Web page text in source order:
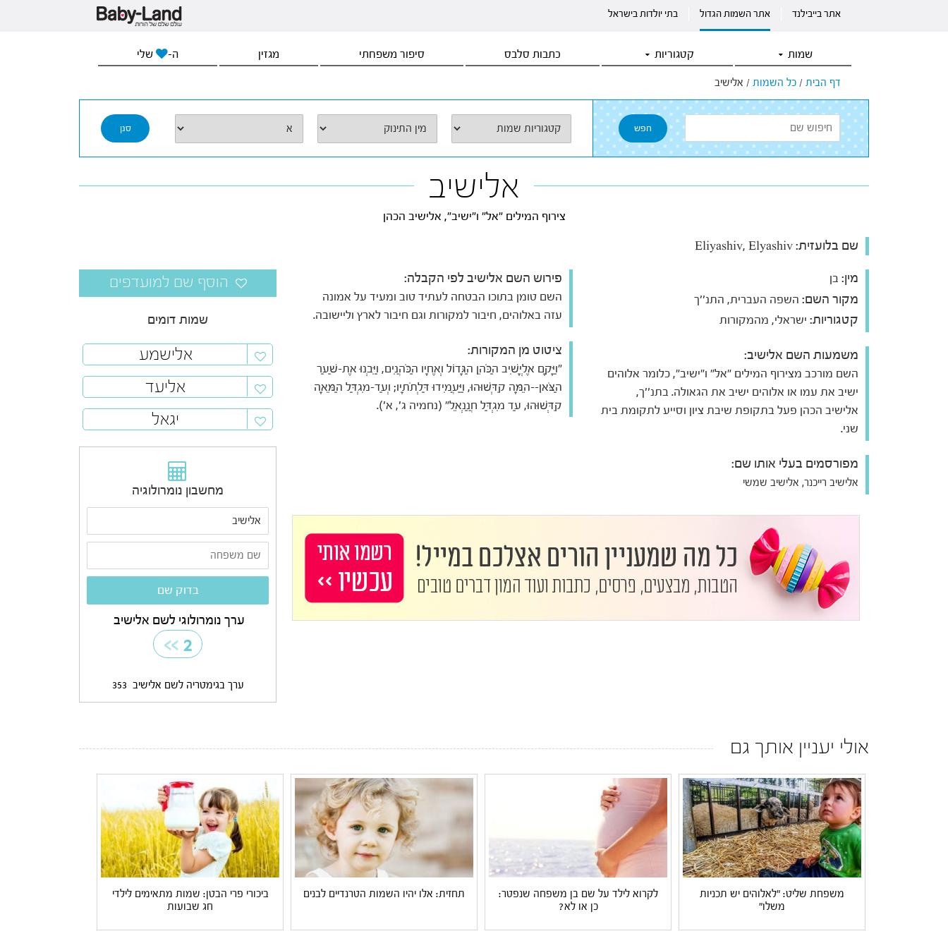
אתר בייבילנד אתר השמות הגדול בתי יולדות בישראל
שמות קטגוריות כתבות סלבס סיפור משפחתי מגזין ה- שלי
דף הבית / כל השמות / אלישיב
אלישיב
צירוף המילים "אל" ו"ישיב", אלישיב הכהן
שם בלועזית:
מין: בן
מקור השם: השפה העברית, התנ''ך
קטגוריות: ישראלי, מהמקורות
משמעות השם אלישיב:
השם מורכב מצירוף המילים "אל" ו"ישיב", כלומר אלוהים
ישיב את עמו או אלוהים ישיב את הגאולה. בתנ''ך,
אלישיב הכהן פעל בתקופת שיבת ציון וסייע לתקומת בית
שני.
מפורסמים בעלי אותו שם:
אלישיב רייכנר, אלישיב שמשי
פירוש השם אלישיב לפי הקבלה:
השם טומן בתוכו הבטחה לעתיד טוב ומעיד על אמונה
עזה באלוהים, חיבור למקורות וגם חיבור לארץ וליישובה.
ציטוט מן המקורות:
"וַיָּקָם אֶלְיָשִׁיב הַכֹּהֵן הַגָּדוֹל וְאֶחָיו הַכֹּהֲנִים, וַיִּבְנוּ אֶת-שַׁעַר
הַצֹּאן--הֵמָּה קִדְּשׁוּהוּ, וַיַּעֲמִידוּ דַּלְתֹתָיו; וְעַד-מִגְדַּל הַמֵּאָה
קִדְּשׁוּהוּ, עַד מִגְדַּל חֲנַנְאֵל" (נחמיה ג', א').
שמות דומים
אלישמע
אליעד
יגאל
מחשבון נומרולוגיה
ערך נומרולוגי לשם אלישיב
2
>>
ערך בגימטריה לשם אלישיב 353
אולי יעניין אותך גם
משפחת שליט: "לאלוהים יש תכניות
משלו"
לקרוא לילד על שם בן משפחה שנפטר:
כן או לא?
תחזית: אלו יהיו השמות הטרנדיים לבנים
ביכורי פרי הבטן: שמות מתאימים לילדי
חג שבועות